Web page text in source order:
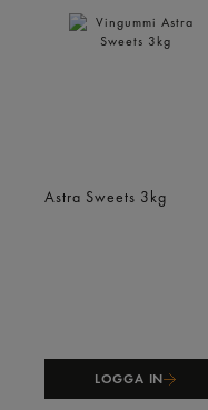
Astra Sweets 3kg
LOGGA IN